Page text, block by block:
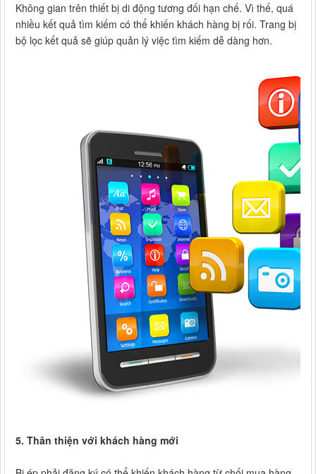
Không gian trên thiết bị di động tương đối hạn chế. Vì thế, quá
nhiều kết quả tìm kiếm có thể khiến khách hàng bị rối. Trang bị
bộ lọc kết quả sẽ giúp quản lý việc tìm kiếm dễ dàng hơn.
5. Thân thiện với khách hàng mới